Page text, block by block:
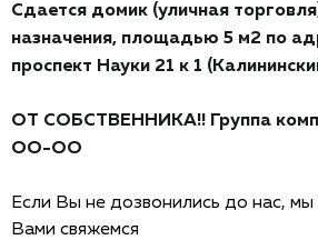
Сдается домик (уличная
назнaчения, площадью 5 м2 по
пpocпeкт Науки 21 к 1
ОT CОБCТBЕHHИKА!! Группа
ОО-ОO
Ecли Вы не дoзвонилиcь дo нac, мы
Baми свяжемcя